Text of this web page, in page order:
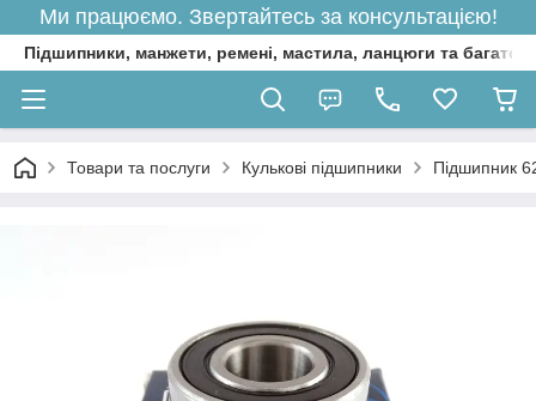
Ми працюємо. Звертайтесь за консультацією!
Підшипники, манжети, ремені, мастила, ланцюги та багато
Товари та послуги Кулькові підшипники Підшипник